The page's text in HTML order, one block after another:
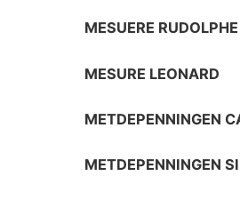
MESUERE RUDOLPHE
MESURE LEONARD
METDEPENNINGEN
METDEPENNINGEN